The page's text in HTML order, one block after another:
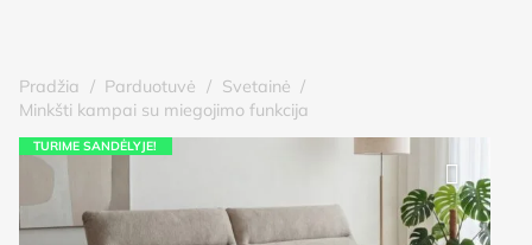
Pradžia / Parduotuvė / Svetainė /
Minkšti kampai su miegojimo funkcija
TURIME SANDĖLYJE!